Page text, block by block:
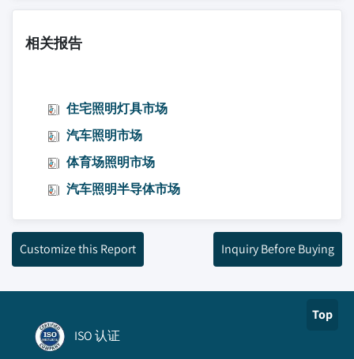
相关报告
住宅照明灯具市场
汽车照明市场
体育场照明市场
汽车照明半导体市场
Customize this Report Inquiry Before Buying
Top
ISO 认证